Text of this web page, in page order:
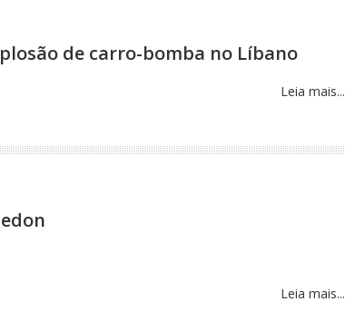
de carro-bomba no Líbano
Leia mais...
Leia mais...